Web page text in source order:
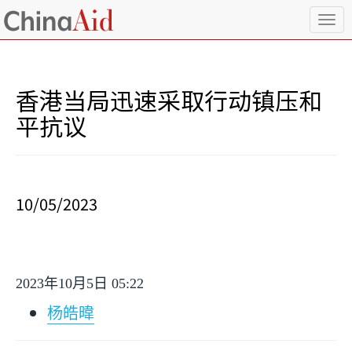
T
o
香港当局迅速采取行动镇压和
平抗议
10/05/2023
2023年10月 5 日 05:22
杨皓暐